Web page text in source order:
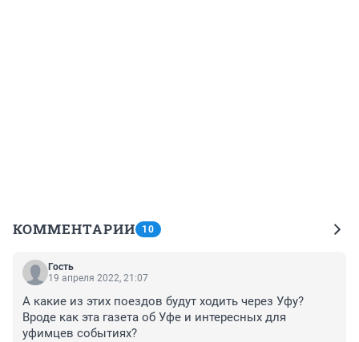
КОММЕНТАРИИ 10
Гость
19 апреля 2022, 21:07
А какие из этих поездов будут ходить через Уфу?
Вроде как эта газета об Уфе и интересных для
уфимцев событиях?